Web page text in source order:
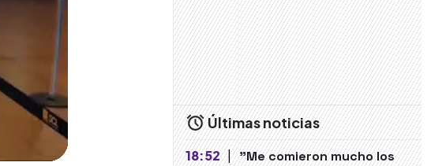
Últimas noticias
18:52 | "Me comieron mucho los